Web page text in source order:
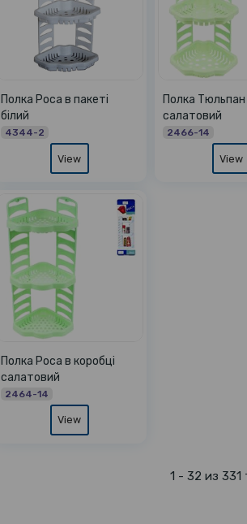
Полка Роса в пакеті
білий
4344-2
View
Полка Тюльпан
салатовий
2466-14
View
Полка Роса в коробці
салатовий
2464-14
View
1 - 32 из 331